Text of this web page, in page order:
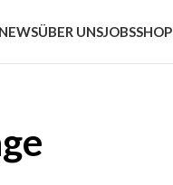
NEWSÜBER UNSJOBSSHOP